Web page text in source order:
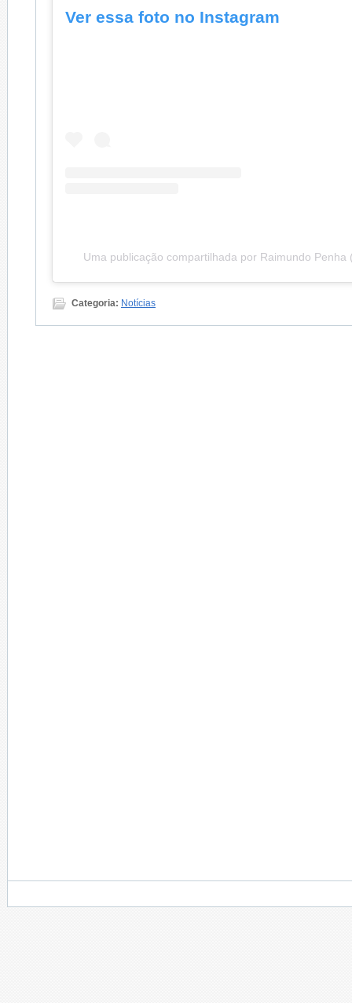
Ver essa foto no Instagram
Uma publicação compartilhada por Raimundo Penha
Categoria: Notícias